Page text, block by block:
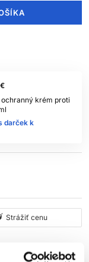
krém proti
darček k
Strážiť cenu